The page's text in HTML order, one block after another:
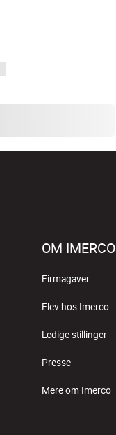
OM IMERCO
Firmagaver
Elev hos Imerco
Ledige stillinger
Presse
Mere om Imerco